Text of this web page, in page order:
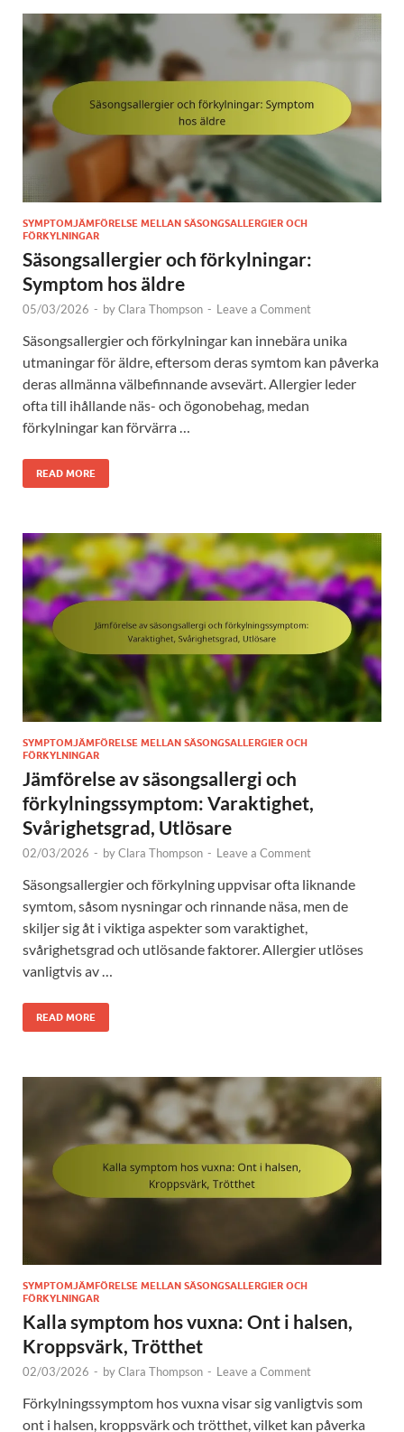
SYMPTOMJÄMFÖRELSE MELLAN SÄSONGSALLERGIER OCH
FÖRKYLNINGAR
Säsongsallergier och förkylningar:
Symptom hos äldre
05/03/2026 - byClara Thompson - Leave a Comment
Säsongsallergier och förkylningar kan innebära unika
utmaningar för äldre, eftersom deras symtom kan påverka
deras allmänna välbefinnande avsevärt. Allergier leder
ofta till ihållande näs- och ögonobehag, medan
förkylningar kan förvärra …
READ MORE
SYMPTOMJÄMFÖRELSE MELLAN SÄSONGSALLERGIER OCH
FÖRKYLNINGAR
Jämförelse av säsongsallergi och
förkylningssymptom: Varaktighet,
Svårighetsgrad, Utlösare
02/03/2026 - byClara Thompson - Leave a Comment
Säsongsallergier och förkylning uppvisar ofta liknande
symtom, såsom nysningar och rinnande näsa, men de
skiljer sig åt i viktiga aspekter som varaktighet,
svårighetsgrad och utlösande faktorer. Allergier utlöses
vanligtvis av …
READ MORE
SYMPTOMJÄMFÖRELSE MELLAN SÄSONGSALLERGIER OCH
FÖRKYLNINGAR
Kalla symptom hos vuxna: Ont i halsen,
Kroppsvärk, Trötthet
02/03/2026 - byClara Thompson - Leave a Comment
Förkylningssymptom hos vuxna visar sig vanligtvis som
ont i halsen, kroppsvärk och trötthet, vilket kan påverka